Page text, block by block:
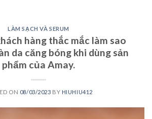
LÀM SẠCH VÀ SERUM
hàng thắc mắc làm sao
da căng bóng khi dùng sản
phẩm của Amay.
ON 08/03/2023 BY HIUHIU412